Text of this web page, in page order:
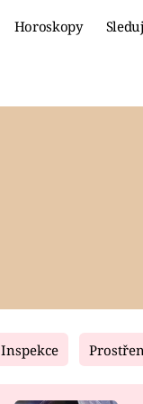
Horoskopy
Fresh
Inspekce